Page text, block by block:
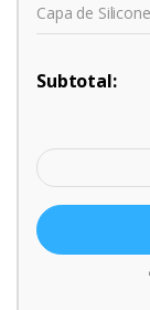
Capa de
Subtotal: